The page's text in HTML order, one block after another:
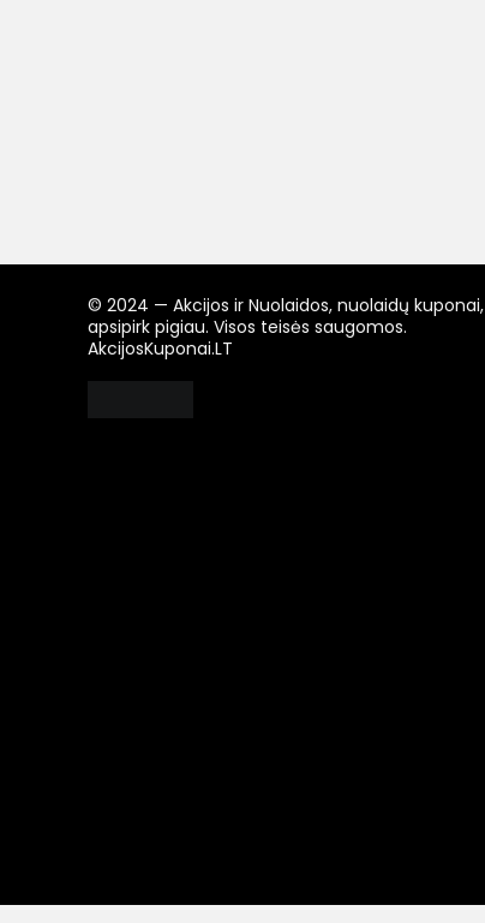
© 2024 — Akcijos ir Nuolaidos, nuolaidų kuponai,
apsipirk pigiau. Visos teisės saugomos.
AkcijosKuponai.LT